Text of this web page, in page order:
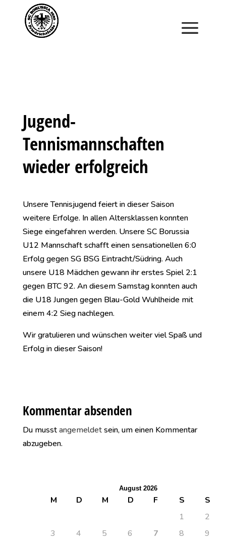
Saisonstart im April. Jetzt ein Schnuppertraining für
Kinder vereinbaren und zu Saisonbeginn dabei sein.
Jugend-
Tennismannschaften
wieder erfolgreich
Unsere Tennisjugend feiert in dieser Saison
weitere Erfolge. In allen Altersklassen konnten
Siege eingefahren werden. Unsere SC Borussia
U12 Mannschaft schafft einen sensationellen 6:0
Erfolg gegen SG BSG Eintracht/Südring. Auch
unsere U18 Mädchen gewann ihr erstes Spiel 2:1
gegen BTC 92. An diesem Samstag konnten auch
die U18 Jungen gegen Blau-Gold Wuhlheide mit
einem 4:2 Sieg nachlegen.
Wir gratulieren und wünschen weiter viel Spaß und
Erfolg in dieser Saison!
Kommentar absenden
Du musstangemeldetsein, um einen Kommentar
abzugeben.
August 2026
M D M D F S
S
1
2
3
4 5 6 7 8
9